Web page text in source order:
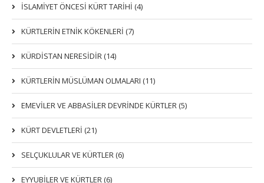
İSLAMİYET ÖNCESİ KÜRT TARİHİ (4)
KÜRTLERIN ETNIK KÖKENLERI (7)
KÜRDİSTAN NERESİDİR (14)
KÜRTLERİN MÜSLÜMAN OLMALARI (11)
EMEVİLER VE ABBASİLER DEVRİNDE KÜRTLER (5)
KÜRT DEVLETLERİ (21)
SELÇUKLULAR VE KÜRTLER (6)
EYYUBİLER VE KÜRTLER (6)